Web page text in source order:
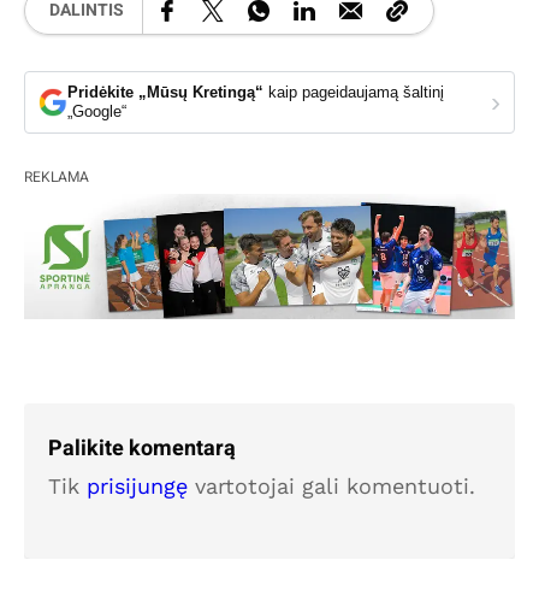
DALINTIS
Pridėkite „Mūsų Kretingą“ kaip pageidaujamą šaltinį
„Google“
›
REKLAMA
Palikite komentarą
Tik prisijungę vartotojai gali komentuoti.